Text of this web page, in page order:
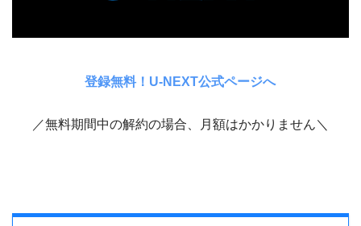
登録無料！U-NEXT公式ページへ
／無料期間中の解約の場合、月額はかかりません＼